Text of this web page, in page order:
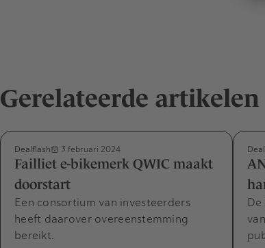
Gerelateerde artikelen
Dealflash 3 februari 2024
Failliet e-bikemerk QWIC maakt
doorstart
Een consortium van investeerders
heeft daarover overeenstemming
bereikt.